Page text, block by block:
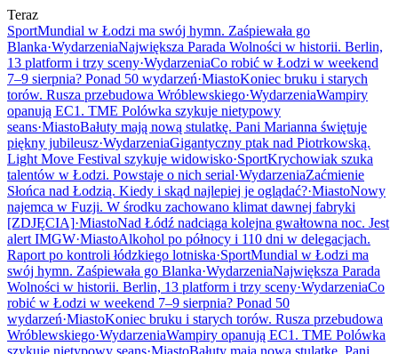
Teraz
SportMundial w Łodzi ma swój hymn. Zaśpiewała go
Blanka·WydarzeniaNajwiększa Parada Wolności w historii. Berlin,
13 platform i trzy sceny·WydarzeniaCo robić w Łodzi w weekend
7–9 sierpnia? Ponad 50 wydarzeń·MiastoKoniec bruku i starych
torów. Rusza przebudowa Wróblewskiego·WydarzeniaWampiry
opanują EC1. TME Polówka szykuje nietypowy
seans·MiastoBałuty mają nową stulatkę. Pani Marianna świętuje
piękny jubileusz·WydarzeniaGigantyczny ptak nad Piotrkowską.
Light Move Festival szykuje widowisko·SportKrychowiak szuka
talentów w Łodzi. Powstaje o nich serial·WydarzeniaZaćmienie
Słońca nad Łodzią. Kiedy i skąd najlepiej je oglądać?·MiastoNowy
najemca w Fuzji. W środku zachowano klimat dawnej fabryki
[ZDJĘCIA]·MiastoNad Łódź nadciąga kolejna gwałtowna noc. Jest
alert IMGW·MiastoAlkohol po północy i 110 dni w delegacjach.
Raport po kontroli łódzkiego lotniska·SportMundial w Łodzi ma
swój hymn. Zaśpiewała go Blanka·WydarzeniaNajwiększa Parada
Wolności w historii. Berlin, 13 platform i trzy sceny·WydarzeniaCo
robić w Łodzi w weekend 7–9 sierpnia? Ponad 50
wydarzeń·MiastoKoniec bruku i starych torów. Rusza przebudowa
Wróblewskiego·WydarzeniaWampiry opanują EC1. TME Polówka
szykuje nietypowy seans·MiastoBałuty mają nową stulatkę. Pani